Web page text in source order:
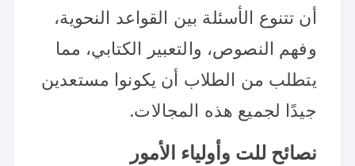
أن تتنوع الأسئلة بين القواعد النحوية،
وفهم النصوص، والتعبير الكتابي، مما
يتطلب من الطلاب أن يكونوا مستعدين
جيدًا لجميع هذه المجالات.
نصائح للت وأولياء الأمور